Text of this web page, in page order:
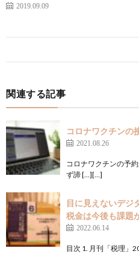
2019.09.09
関連する記事
コロナワクチンの
2021.08.26
コロナワクチンの予
ず諦 […][…]
目に見えないデジ
税金は今後も課題
2022.06.14
目次 1. 月刊「税理」